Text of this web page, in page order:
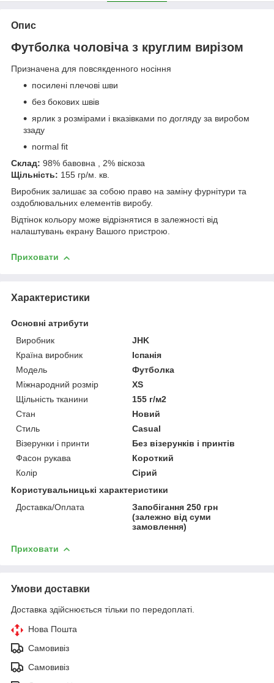
Опис
Футболка чоловіча з круглим вирізом
Призначена для повсякденного носіння
посилені плечові шви
без бокових швів
ярлик з розмірами і вказівками по догляду за виробом
ззаду
normal fit
Склад: 98% бавовна , 2% віскоза
Щільність: 155 гр/м. кв.
Виробник залишає за собою право на заміну фурнітури та
оздоблювальних елементів виробу.
Відтінок кольору може відрізнятися в залежності від
налаштувань екрану Вашого пристрою.
Приховати
Характеристики
Основні атрибути
Виробник
JHK
Країна виробник
Іспанія
Модель
Футболка
Міжнародний розмір
XS
Щільність тканини
155 г/м2
Стан
Новий
Стиль
Casual
Візерунки і принти
Без візерунків і принтів
Фасон рукава
Короткий
Колір
Сірий
Користувальницькі характеристики
Доставка/Оплата
Запобігання 250 грн
(залежно від суми
замовлення)
Приховати
Умови доставки
Доставка здійснюється тільки по передоплаті.
Нова Пошта
Самовивіз
Самовивіз